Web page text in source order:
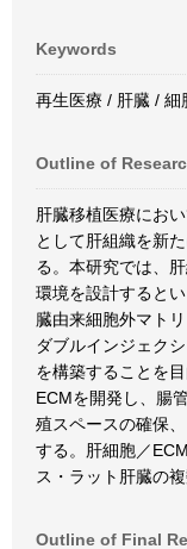
Keywords
再生医療 / 肝臓 /
Outline of
肝臓移植医療にお
として肝組織を新
る。本研究では、
環境を設計すると
臓由来細胞外マト
ダブルインジェク
を構築することを
ECMを開発し、腸
殖スペースの確保
する。肝細胞／
ス・ラット肝臓の
Outline of Final